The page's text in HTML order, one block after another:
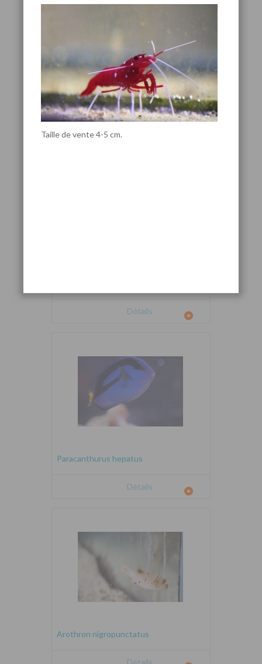
Canthigaster valentini
Détails
Paracanthurus hepatus
Détails
Arothron nigropunctatus
Détails
Taille de vente 4-5 cm.